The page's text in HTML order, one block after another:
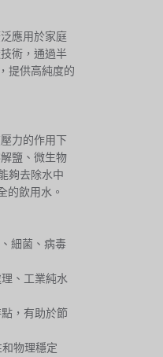
應用於家庭
術，通過半
提供高純度的
力的作用下
鹽、微生物
夠去除水中
的飲用水。
細菌、病毒
、工業純水
，有助於節
物理穩定